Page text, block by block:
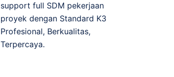
support full SDM pekerjaan
proyek dengan Standard K3
Profesional, Berkualitas,
Terpercaya.